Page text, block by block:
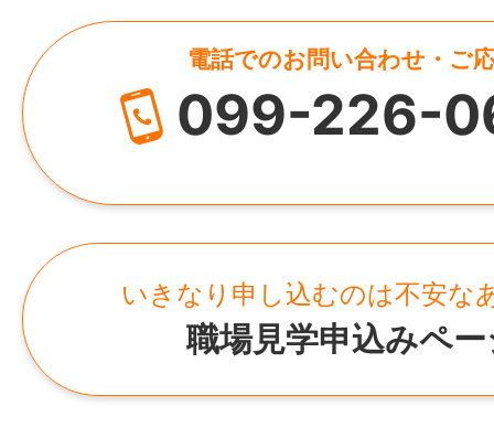
電話でのお問い合わせ・ご
099-226-
いきなり申し込むのは不安な
職場見学申込みペ